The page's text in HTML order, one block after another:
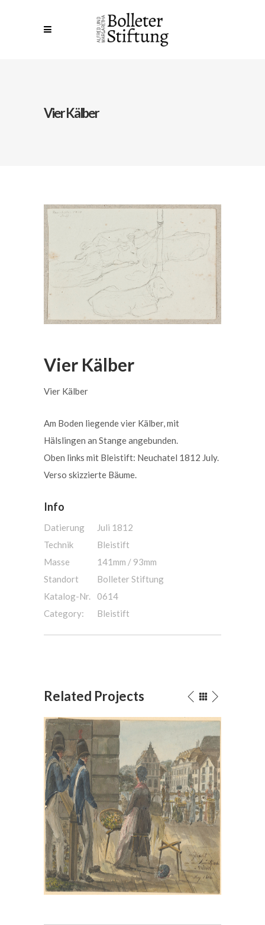
Vier Kälber
Vier Kälber
Vier Kälber
Am Boden liegende vier Kälber, mit
Hälslingen an Stange angebunden.
Oben links mit Bleistift: Neuchatel 1812 July.
Verso skizzierte Bäume.
Info
Datierung
Juli 1812
Technik
Bleistift
Masse
141mm / 93mm
Standort
Bolleter Stiftung
Katalog-Nr.
0614
Category:
Bleistift
Related Projects
Bei der Hauptwache in Zürich,
1814
Aquarell